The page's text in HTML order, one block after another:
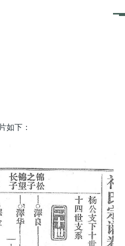
選
如下：